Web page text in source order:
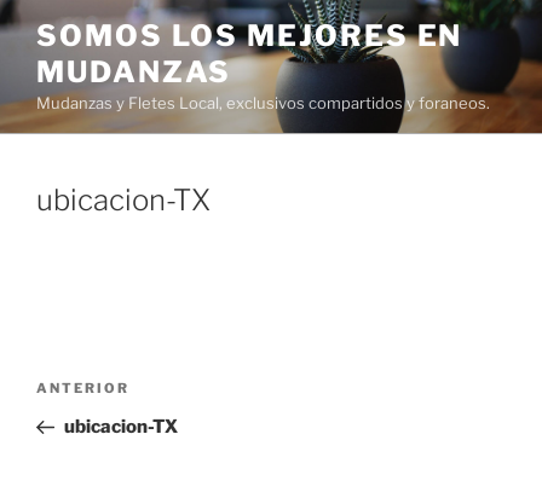
Ir
contenido
SOMOS LOS MEJORES EN
MUDANZAS
Mudanzas y Fletes Local, exclusivos compartidos y foraneos.
ubicacion-TX
Navegación
entradas
Entrada
anterior:
ANTERIOR
ubicacion-TX